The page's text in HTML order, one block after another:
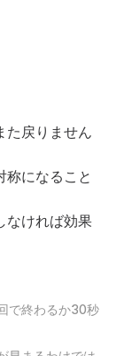
た戻りません
称になること
なければ効果
で終わるか30秒